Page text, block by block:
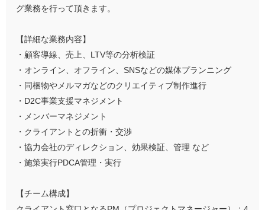
グ業務を行って頂きます。
【詳細な業務内容】
・顧客導線、売上、LTV等の分析検証
・オンライン、オフライン、SNSなどの媒体プランニング
・同梱物やメルマガなどのクリエイティブ制作進行
・D2C事業支援マネジメント
・メンバーマネジメント
・クライアントとの折衝・交渉
・協力会社のディレクション、効果検証、管理 など
・施策実行PDCA管理・実行
【チーム構成】